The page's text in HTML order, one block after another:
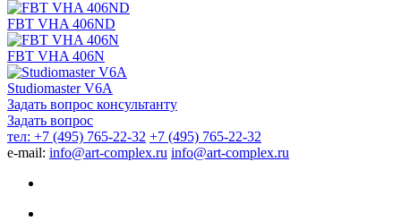
FBT VHA 406ND
FBT VHA 406N
Studiomaster V6A
Задать вопрос консультанту
Задать вопрос
тел: +7 (495) 765-22-32 +7 (495) 765-22-32
e-mail: info@art-complex.ru info@art-complex.ru